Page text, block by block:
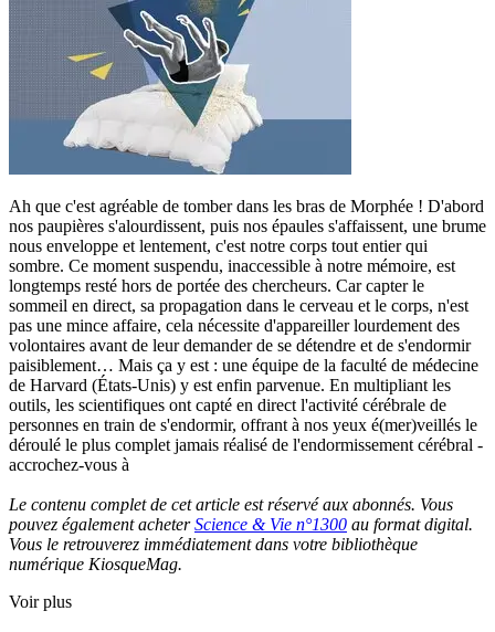
Ah que c'est agréable de tomber dans les bras de Morphée ! D'abord
nos paupières s'alourdissent, puis nos épaules s'affaissent, une brume
nous enveloppe et lentement, c'est notre corps tout entier qui
sombre. Ce moment suspendu, inaccessible à notre mémoire, est
longtemps resté hors de portée des chercheurs. Car capter le
sommeil en direct, sa propagation dans le cerveau et le corps, n'est
pas une mince affaire, cela nécessite d'appareiller lourdement des
volontaires avant de leur demander de se détendre et de s'endormir
paisiblement… Mais ça y est : une équipe de la faculté de médecine
de Harvard (États-Unis) y est enfin parvenue. En multipliant les
outils, les scientifiques ont capté en direct l'activité cérébrale de
personnes en train de s'endormir, offrant à nos yeux é(mer)veillés le
déroulé le plus complet jamais réalisé de l'endormissement cérébral -
accrochez-vous à
Le contenu complet de cet article est réservé aux abonnés. Vous
pouvez également acheterScience & Vie n°1300 au format digital.
Vous le retrouverez immédiatement dans votre bibliothèque
numérique KiosqueMag.
Voir plus